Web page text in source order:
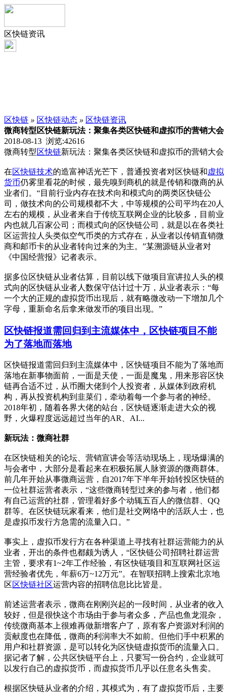
区快链资讯
区快链 » 区快链动态 » 区快链资讯
微商转型区快链新玩法：聚集各类区快链和虚拟币的营销大会
2018-08-13 浏览:42616
微商转型区快链新玩法：聚集各类区快链和虚拟币的营销大会
在区快链技术的造富神话光芒下，普通投资者对区快链和虚拟
货币仍雾里看花的时候，最先嗅到商机的就是传销和微商的从
业者们。“目前行业内存在技术向和模式向的两类区快链公
司，做技术向的公司规模都不大，中等规模的公司平均在20人
左右的规模，从业者来自于传统互联网企业的比较多，目前业
内也就几百家公司；而模式向的区快链公司，就是以在各类社
区运营拉人头类似空气币类的方式存在，从业者以传销直销微
商和邮币卡的从业者转向过来的为主。”某溯源链从业者对
《中国经营报》记者表示。
据多位区快链从业者估算，目前以线下做项目宣讲拉人头的模
式向的区快链从业者人数保守估计过十万，从业者表示：“每
一个大的正规的虚拟货币出现后，就有略微改动一下增加几个
字母，重新命名后拿来做发币的项目出现。”
区快链报道需回归到主流媒体中，区快链项目不能
为了落地而落地
区快链报道需回归到主流媒体中，区快链项目不能为了落地而
落地在新事物面前，一面是天使，一面是魔鬼，用来形容区快
链再合适不过，从币圈大佬到个人投资者，从媒体到政府机
构，再从投资机构到韭菜们，牵动着每一个参与者的神经。
2018年初，随着各界大佬的站台，区快链逐渐走进大众的视
野，火爆程度远远超过当年的AR、AI...
新玩法：微商社群
在区快链相关的论坛、营销宣讲会等活动现场上，现场爆满的
与会者中，大部分是看起来在积极拓展人脉资源的微商群体。
前几年开始从事微商运营，自2017年下半年开始转投区快链的
一位社群运营者表示，“这些微商转型过来的参与者，他们都
有自己运营的社群，管理着好多个动辄五百人的微信群、QQ
群等。在区快链玩家看来，他们是社交网络中的活跃人士，也
是虚拟币发行方急需的流量入口。”
事实上，虚拟币发行方在各种渠道上寻找有社群运营能力的从
业者，开出的条件也都颇为诱人，“区快链公司招聘社群运营
主管，要求有1~2年工作经验，有区快链项目和互联网社区运
营经验者优先，年薪6万~12万元”。在智联招聘上搜索北京地
区区快链社区运营内容的招聘信息比比皆是。
前述运营者表示，微商在刚刚兴起的一段时间，从业者的收入
较好，但是很快这个市场由于参与者众多，产品也鱼龙混杂，
传统微商基本上很难再做新增客户了，原有客户资源对利润的
贡献度也在降低，微商的利润率大不如前。但他们手中积累的
用户和社群资源，是可以转化为区快链虚拟货币的流量入口。
据记者了解，公共区快链平台上，只要写一份合约，企业就可
以发行自己的虚拟货币，而虚拟货币几乎以任意名头售卖。
根据区快链从业者的介绍，其模式为，有了虚拟货币后，主要